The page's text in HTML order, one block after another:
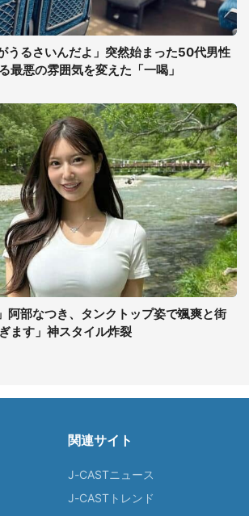
うるさいんだよ」突然始まった50代男性
最悪の雰囲気を変えた「一喝」
阿部なつき、タンクトップ姿で颯爽と街
ます」神スタイル炸裂
関連サイト
J-CASTニュース
J-CASTトレンド